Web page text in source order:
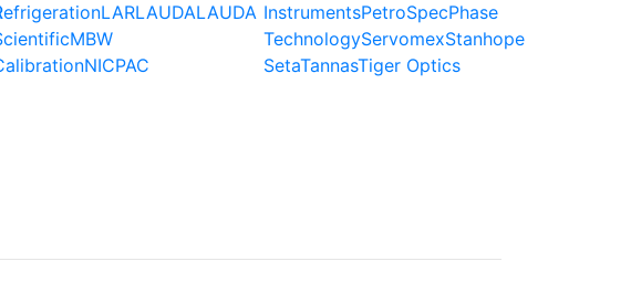
LARLAUDALAUDA
MBW
NICPAC
InstrumentsPetroSpecPhase
TechnologyServomexStanhope
SetaTannasTiger Optics